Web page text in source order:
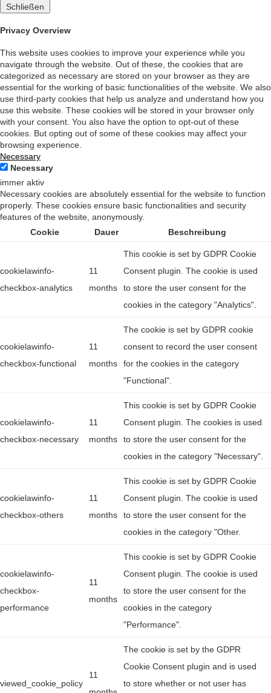
Schließen
Privacy Overview
This website uses cookies to improve your experience while you
navigate through the website. Out of these, the cookies that are
categorized as necessary are stored on your browser as they are
essential for the working of basic functionalities of the website. We also
use third-party cookies that help us analyze and understand how you
use this website. These cookies will be stored in your browser only
with your consent. You also have the option to opt-out of these
cookies. But opting out of some of these cookies may affect your
browsing experience.
Necessary
Necessary
immer aktiv
Necessary cookies are absolutely essential for the website to function
properly. These cookies ensure basic functionalities and security
features of the website, anonymously.
Cookie
Dauer Beschreibung
cookielawinfo-
checkbox-analytics
11
months
This cookie is set by GDPR Cookie
Consent plugin. The cookie is used
to store the user consent for the
cookies in the category "Analytics".
cookielawinfo-
checkbox-functional
11
months
The cookie is set by GDPR cookie
consent to record the user consent
for the cookies in the category
"Functional".
cookielawinfo-
checkbox-necessary
11
months
This cookie is set by GDPR Cookie
Consent plugin. The cookies is used
to store the user consent for the
cookies in the category "Necessary".
cookielawinfo-
checkbox-others
11
months
This cookie is set by GDPR Cookie
Consent plugin. The cookie is used
to store the user consent for the
cookies in the category "Other.
cookielawinfo-
checkbox-
performance
11
months
This cookie is set by GDPR Cookie
Consent plugin. The cookie is used
to store the user consent for the
cookies in the category
"Performance".
viewed_cookie_policy
11
The cookie is set by the GDPR
Cookie Consent plugin and is used
to store whether or not user has